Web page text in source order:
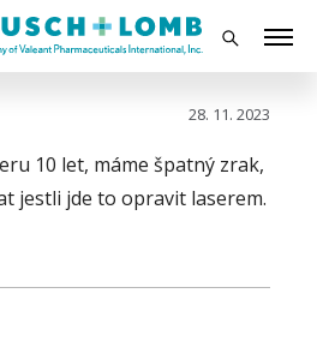
28. 11. 2023
10 let, máme špatný zrak,
jestli jde to opravit laserem.